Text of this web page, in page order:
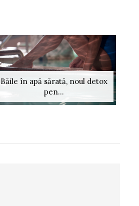
Băile în apă sărată, noul detox
pen...